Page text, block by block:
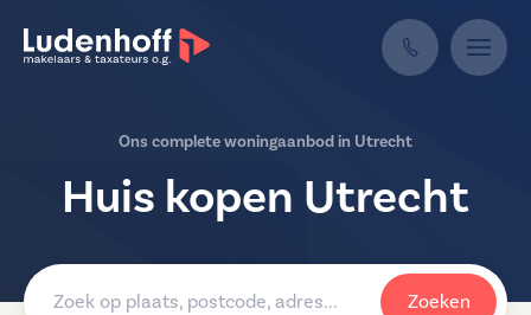
Ons complete woningaanbod in Utrecht
Huis kopen Utrecht
Zoeken